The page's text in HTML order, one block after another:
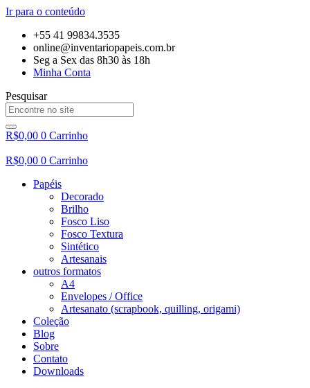
Ir para o conteúdo
+55 41 99834.3535
online@inventariopapeis.com.br
Seg a Sex das 8h30 às 18h
Minha Conta
Pesquisar
R$0,00 0 Carrinho
R$0,00 0 Carrinho
Papéis
Decorado
Brilho
Fosco Liso
Fosco Textura
Sintético
Artesanais
outros formatos
A4
Envelopes / Office
Artesanato (scrapbook, quilling, origami)
Coleção
Blog
Sobre
Contato
Downloads